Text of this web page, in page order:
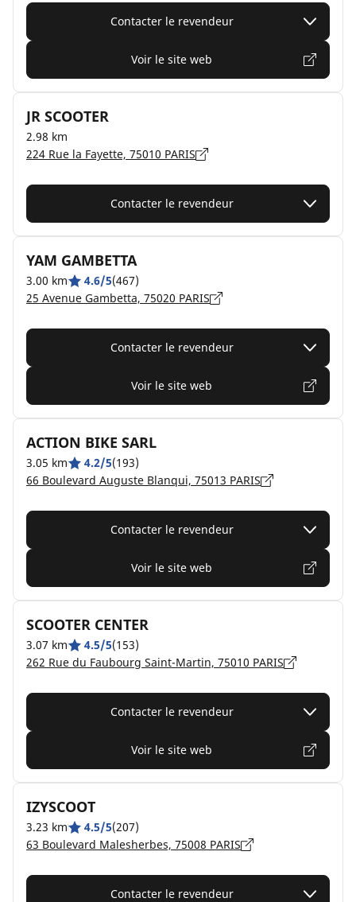
Contacter le revendeur
Voir le site web
JR SCOOTER
2.98 km
224 Rue la Fayette, 75010 PARIS
Contacter le revendeur
YAM GAMBETTA
3.00 km 4.6/5(467)
25 Avenue Gambetta, 75020 PARIS
Contacter le revendeur
Voir le site web
ACTION BIKE SARL
3.05 km 4.2/5(193)
66 Boulevard Auguste Blanqui, 75013 PARIS
Contacter le revendeur
Voir le site web
SCOOTER CENTER
3.07 km 4.5/5(153)
262 Rue du Faubourg Saint-Martin, 75010 PARIS
Contacter le revendeur
Voir le site web
IZYSCOOT
3.23 km 4.5/5(207)
63 Boulevard Malesherbes, 75008 PARIS
Contacter le revendeur